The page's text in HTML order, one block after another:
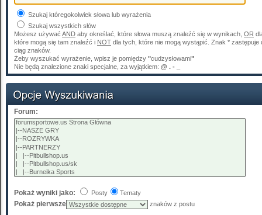
Szukaj któregokolwiek słowa lub wyrażenia
Szukaj wszystkich słów
Możesz używać AND aby określać, które słowa muszą znaleźć się w wynikach, OR
które mogą się tam znaleźć i NOT dla tych, które nie mogą wystąpić. Znak * zastępuje
ciąg znaków.
Żeby wyszukać wyrażenie, wpisz je pomiędzy "cudzysłowami"
Nie będą znalezione znaki specjalne, za wyjątkiem: @ . - _
Forum:
Pokaż wyniki jako: Posty Tematy
Pokaż pierwsze znaków z postu